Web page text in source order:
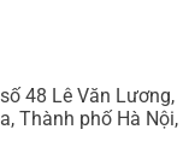
48 Lê Văn Lương,
Thành phố Hà Nội,